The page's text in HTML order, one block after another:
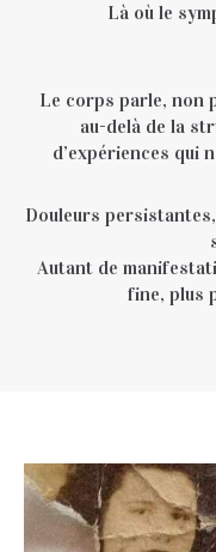
Là où le
Le corps parle, non
au-delà de la
d’expériences qui
Douleurs
Autant de
fine, plus